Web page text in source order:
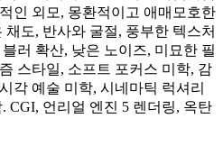
인 외모, 몽환적이고 애매모호한
도, 반사와 굴절, 풍부한 텍스처
러 확산, 낮은 노이즈, 미묘한 필
스타일, 소프트 포커스 미학, 감
각 예술 미학, 시네마틱 럭셔리
CGI, 언리얼 엔진 5 렌더링, 옥탄